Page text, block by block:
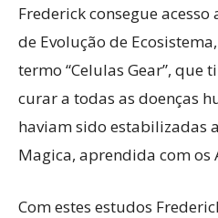
Frederick consegue
de Evolução de
termo “Celulas Gear”, que
curar a todas as doenças
haviam sido estabilizadas
Magica, aprendida com os
Com estes estudos